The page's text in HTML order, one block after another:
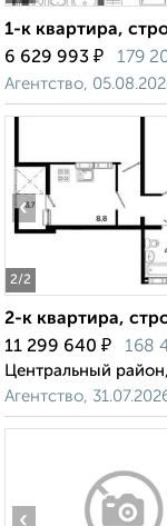
1-к квартира,
6 629 993 ₽ 179
Агентство,
2/2
‹
2-к квартира,
11 299 640 ₽ 168
Центральный
Агентство,
‹